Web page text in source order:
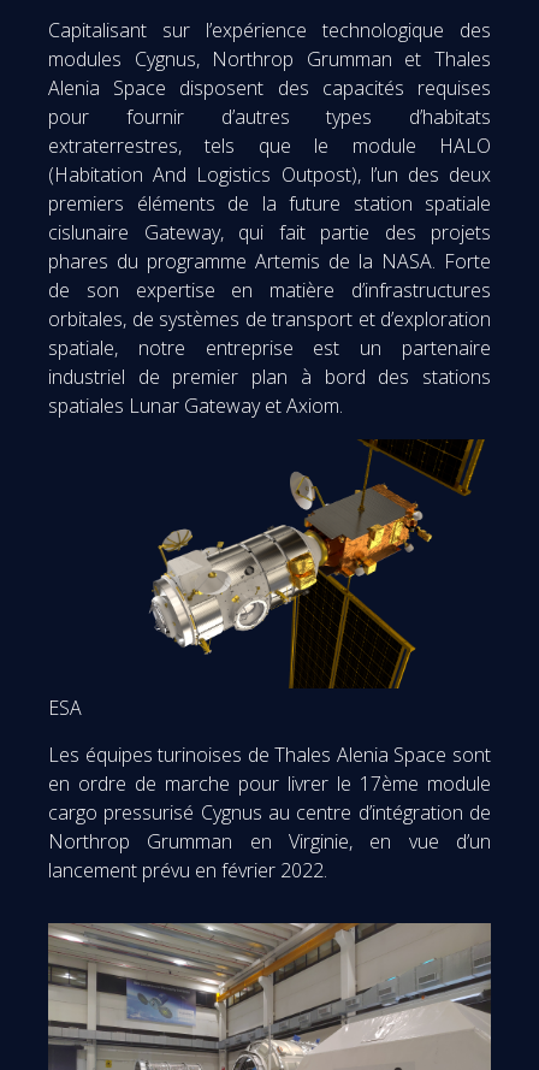
Capitalisant sur l’expérience technologique des
modules Cygnus, Northrop Grumman et Thales
Alenia Space disposent des capacités requises
pour fournir d’autres types d’habitats
extraterrestres, tels que le module HALO
(Habitation And Logistics Outpost), l’un des deux
premiers éléments de la future station spatiale
cislunaire Gateway, qui fait partie des projets
phares du programme Artemis de la NASA. Forte
de son expertise en matière d’infrastructures
orbitales, de systèmes de transport et d’exploration
spatiale, notre entreprise est un partenaire
industriel de premier plan à bord des stations
spatiales Lunar Gateway et Axiom.
ESA
Les équipes turinoises de Thales Alenia Space sont
en ordre de marche pour livrer le 17ème module
cargo pressurisé Cygnus au centre d’intégration de
Northrop Grumman en Virginie, en vue d’un
lancement prévu en février 2022.